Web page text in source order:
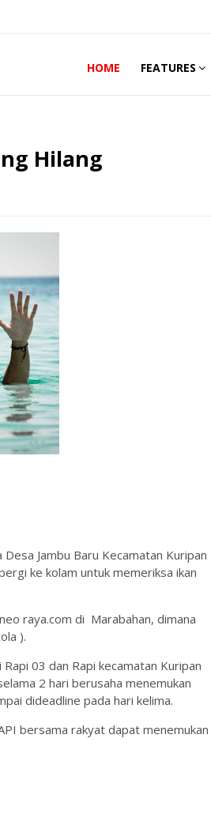
HOME FEATURES
Hilang
Jambu Baru Kecamatan Kuripan
ke kolam untuk memeriksa ikan
raya.com di Marabahan, dimana
).
03 dan Rapi kecamatan Kuripan
2 hari berusaha menemukan
dideadline pada hari kelima.
bersama rakyat dapat menemukan